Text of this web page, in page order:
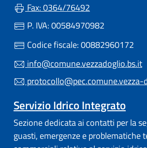
Fax: 0364/76492
P. IVA: 00584970982
Codice fiscale: 00882960172
info@comune.vezzadoglio.bs.it
Servizio Idrico Integrato
Sezione dedicata ai contatti per la
guasti, emergenze e problematiche